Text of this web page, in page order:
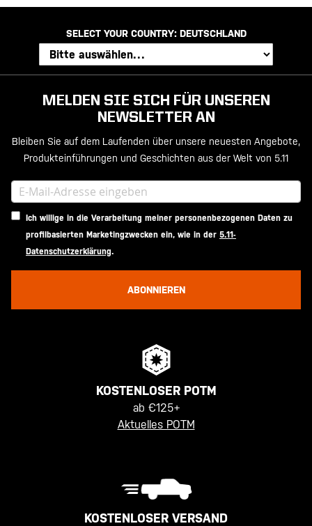
SELECT YOUR COUNTRY: DEUTSCHLAND
MELDEN SIE SICH FÜR UNSEREN
NEWSLETTER AN
Bleiben Sie auf dem Laufenden über unsere neuesten Angebote,
Produkteinführungen und Geschichten aus der Welt von 5.11
Ich willige in die Verarbeitung meiner personenbezogenen Daten zu
profilbasierten Marketingzwecken ein, wie in der 5.11-
Datenschutzerklärung.
ABONNIEREN
KOSTENLOSER POTM
ab €125+
Aktuelles POTM
KOSTENLOSER VERSAND